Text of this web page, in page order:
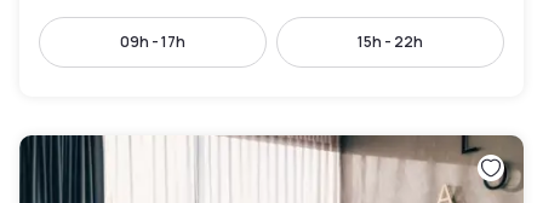
09h - 17h 15h - 22h